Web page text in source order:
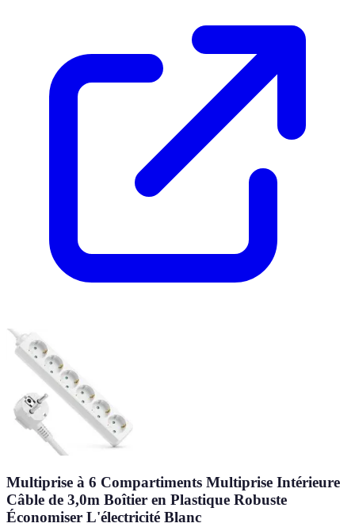
Multiprise à 6 Compartiments Multiprise Intérieure
Câble de 3,0m Boîtier en Plastique Robuste
Économiser L'électricité Blanc